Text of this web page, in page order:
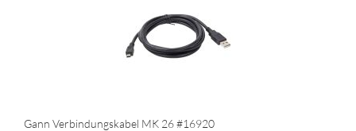
Gann Verbindungskabel MK 26 #16920